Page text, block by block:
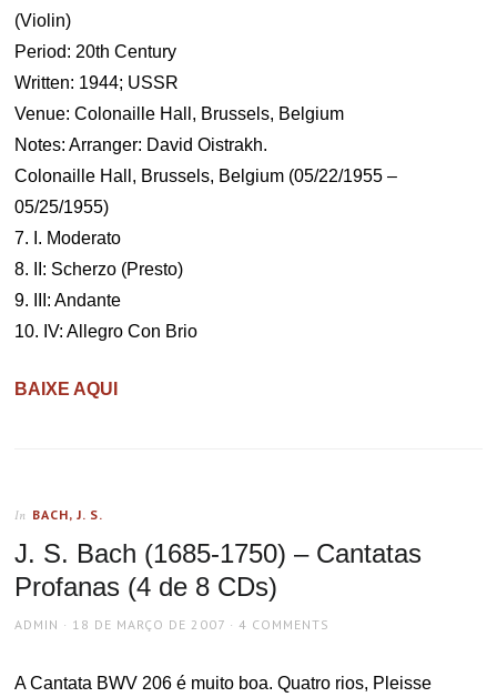
(Violin)
Period: 20th Century
Written: 1944; USSR
Venue: Colonaille Hall, Brussels, Belgium
Notes: Arranger: David Oistrakh.
Colonaille Hall, Brussels, Belgium (05/22/1955 –
05/25/1955)
7. I. Moderato
8. II: Scherzo (Presto)
9. III: Andante
10. IV: Allegro Con Brio
BAIXE AQUI
In BACH, J. S.
J. S. Bach (1685-1750) – Cantatas
Profanas (4 de 8 CDs)
AUTHOR
ADMIN
POSTED
18 DE MARÇO DE 2007 4 COMMENTS
A Cantata BWV 206 é muito boa. Quatro rios, Pleisse